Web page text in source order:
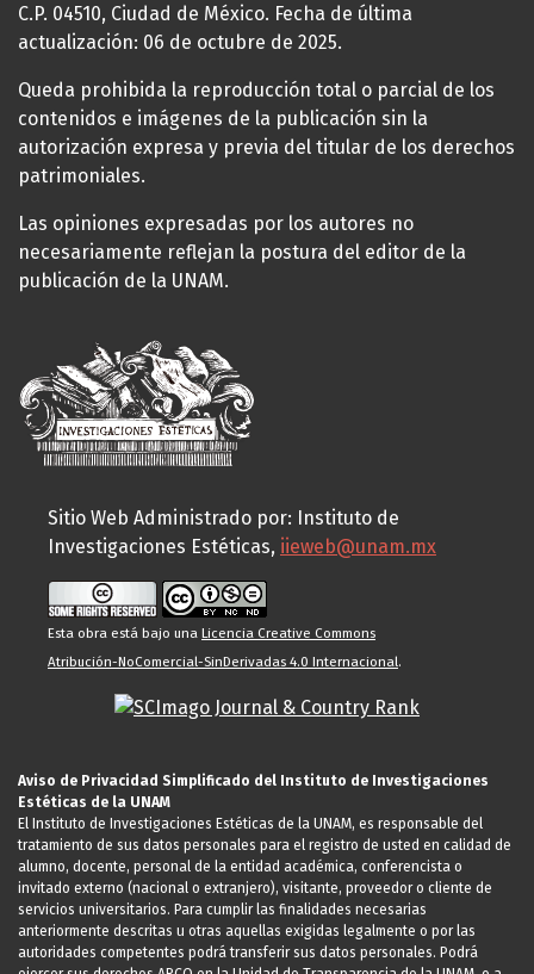
C.P. 04510, Ciudad de México. Fecha de última
actualización: 06 de octubre de 2025.
Queda prohibida la reproducción total o parcial de los
contenidos e imágenes de la publicación sin la
autorización expresa y previa del titular de los derechos
patrimoniales.
Las opiniones expresadas por los autores no
necesariamente reflejan la postura del editor de la
publicación de la UNAM.
Sitio Web Administrado por: Instituto de
Investigaciones Estéticas, iieweb@unam.mx
Esta obra está bajo una Licencia Creative Commons
Atribución-NoComercial-SinDerivadas 4.0 Internacional.
Aviso de Privacidad Simplificado del Instituto de Investigaciones
Estéticas de la UNAM
El Instituto de Investigaciones Estéticas de la UNAM, es responsable del
tratamiento de sus datos personales para el registro de usted en calidad de
alumno, docente, personal de la entidad académica, conferencista o
invitado externo (nacional o extranjero), visitante, proveedor o cliente de
servicios universitarios. Para cumplir las finalidades necesarias
anteriormente descritas u otras aquellas exigidas legalmente o por las
autoridades competentes podrá transferir sus datos personales. Podrá